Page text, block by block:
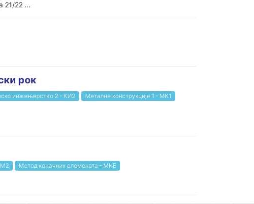
21/22 ...
рок
инжењерство 2 - КИ2
Металне конструкције 1 - МК1
Метод коначних елемената - МКЕ